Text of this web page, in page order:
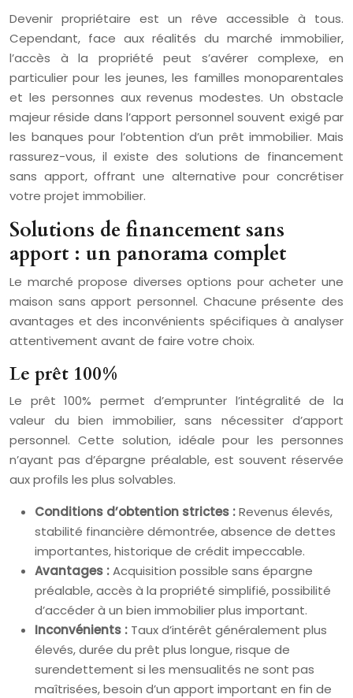
Devenir propriétaire est un rêve accessible à tous.
Cependant, face aux réalités du marché immobilier,
l’accès à la propriété peut s’avérer complexe, en
particulier pour les jeunes, les familles monoparentales
et les personnes aux revenus modestes. Un obstacle
majeur réside dans l’apport personnel souvent exigé par
les banques pour l’obtention d’un prêt immobilier. Mais
rassurez-vous, il existe des solutions de financement
sans apport, offrant une alternative pour concrétiser
votre projet immobilier.
Solutions de financement sans
apport : un panorama complet
Le marché propose diverses options pour acheter une
maison sans apport personnel. Chacune présente des
avantages et des inconvénients spécifiques à analyser
attentivement avant de faire votre choix.
Le prêt 100%
Le prêt 100% permet d’emprunter l’intégralité de la
valeur du bien immobilier, sans nécessiter d’apport
personnel. Cette solution, idéale pour les personnes
n’ayant pas d’épargne préalable, est souvent réservée
aux profils les plus solvables.
Conditions d’obtention strictes :Revenus élevés,
stabilité financière démontrée, absence de dettes
importantes, historique de crédit impeccable.
Avantages :Acquisition possible sans épargne
préalable, accès à la propriété simplifié, possibilité
d’accéder à un bien immobilier plus important.
Inconvénients : Taux d’intérêt généralement plus
élevés, durée du prêt plus longue, risque de
surendettement si les mensualités ne sont pas
maîtrisées, besoin d’un apport important en fin de